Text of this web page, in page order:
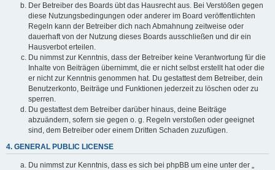
Der Betreiber des Boards übt das Hausrecht aus. Bei Verstößen gegen
diese Nutzungsbedingungen oder anderer im Board veröffentlichten
Regeln kann der Betreiber dich nach Abmahnung zeitweise oder
dauerhaft von der Nutzung dieses Boards ausschließen und dir ein
Hausverbot erteilen.
Du nimmst zur Kenntnis, dass der Betreiber keine Verantwortung für die
Inhalte von Beiträgen übernimmt, die er nicht selbst erstellt hat oder die
er nicht zur Kenntnis genommen hat. Du gestattest dem Betreiber, dein
Benutzerkonto, Beiträge und Funktionen jederzeit zu löschen oder zu
sperren.
Du gestattest dem Betreiber darüber hinaus, deine Beiträge
abzuändern, sofern sie gegen o. g. Regeln verstoßen oder geeignet
sind, dem Betreiber oder einem Dritten Schaden zuzufügen.
4. GENERAL PUBLIC LICENSE
Du nimmst zur Kenntnis, dass es sich bei phpBB um eine unter der „